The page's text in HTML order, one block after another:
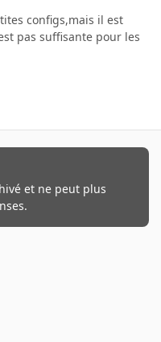
configs,mais il est
pas suffisante pour les
et ne peut plus